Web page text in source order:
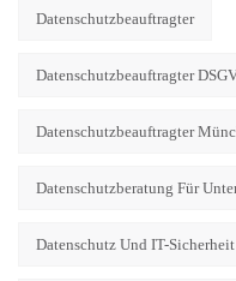
Datenschutzbeauftragter
Datenschutzbeauftragter
Datenschutzbeauftragter
Datenschutzberatung Für
Datenschutz Und IT-